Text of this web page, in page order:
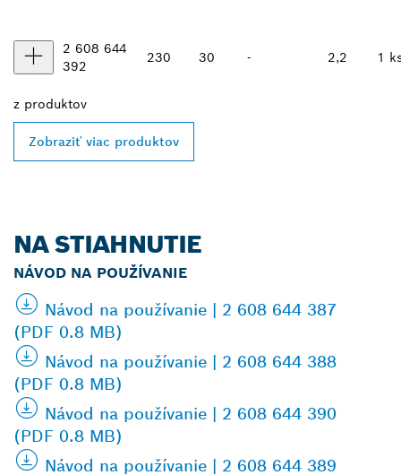
2 608 644
392
230 30 - 2,2 1
z produktov
Zobraziť viac produktov
NA STIAHNUTIE
NÁVOD NA POUŽÍVANIE
Návod na používanie | 2 608 644 387
(PDF 0.8 MB)
Návod na používanie | 2 608 644 388
(PDF 0.8 MB)
Návod na používanie | 2 608 644 390
(PDF 0.8 MB)
Návod na používanie | 2 608 644 389